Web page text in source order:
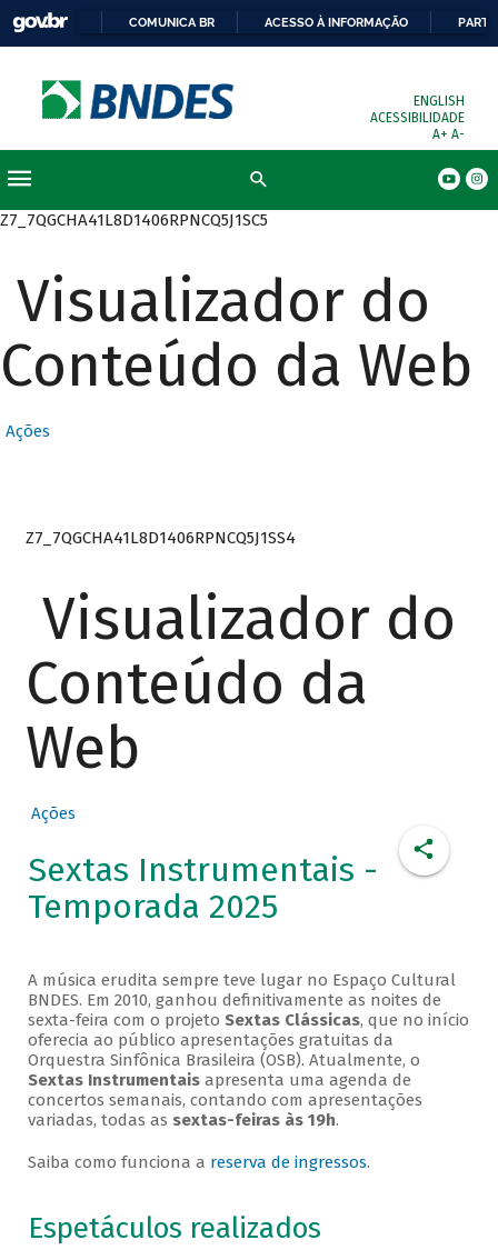
COMUNICA BR ACESSO À INFORMAÇÃO
ENGLISH
ACESSIBILIDADE
A+ A-
Z7_7QGCHA41L8D1406RPNCQ5J1SC5
Visualizador do
Conteúdo da Web
Ações
Z7_7QGCHA41L8D1406RPNCQ5J1SS4
Visualizador do
Conteúdo da
Web
Ações
Sextas Instrumentais -
Temporada 2025
A música erudita sempre teve lugar no Espaço Cultural
BNDES. Em 2010, ganhou definitivamente as noites de
sexta-feira com o projeto Sextas Clássicas, que no início
oferecia ao público apresentações gratuitas da
Orquestra Sinfônica Brasileira (OSB). Atualmente, o
Sextas Instrumentaisapresenta uma agenda de
concertos semanais, contando com apresentações
variadas, todas as sextas-feiras às 19h.
Saiba como funciona a reserva de ingressos.
Espetáculos realizados